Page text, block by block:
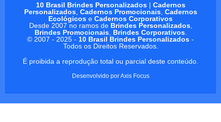
10 Brasil Brindes Personalizados| Cadernos
Personalizados, Cadernos Promocionais, Cadernos
Ecológicos e Cadernos Corporativos
Desde 2007 no ramos de Brindes Personalizados,
Brindes Promocionais, Brindes Corporativos.
© 2007 - 2025 - 10 Brasil Brindes Personalizados -
Todos os Direitos Reservados.
É proibida a reprodução total ou parcial deste conteúdo.
Desenvolvido porAxis Focus